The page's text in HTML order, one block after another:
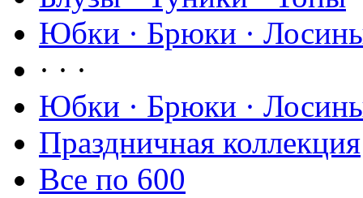
Юбки · Брюки ·
· · ·
Юбки · Брюки ·
Праздничная коллекция
Все по 600